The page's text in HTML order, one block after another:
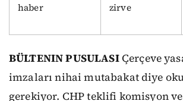
haber
zirve
BÜLTENIN PUSULASIÇerçeve
imzaları nihai mutabakat diye
gerekiyor. CHP teklifi komisyon